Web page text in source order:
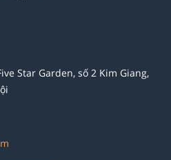
Star Garden, số 2 Kim Giang,